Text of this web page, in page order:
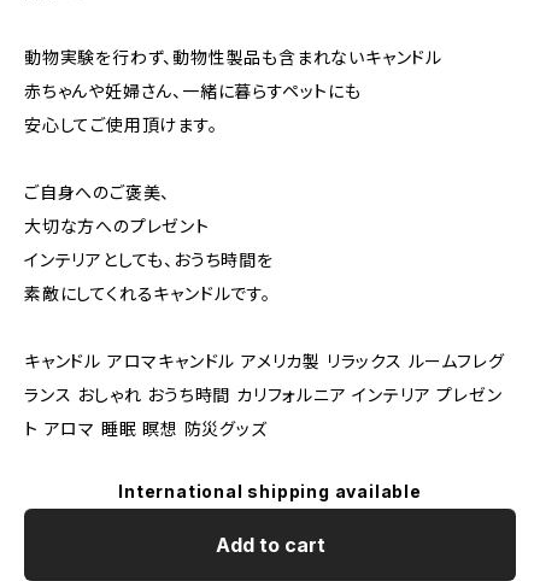
動物実験を行わず、動物性製品も含まれないキャンドル
赤ちゃんや妊婦さん、一緒に暮らすペットにも
安心してご使用頂けます。
ご自身へのご褒美、
大切な方へのプレゼント
インテリアとしても、おうち時間を
素敵にしてくれるキャンドルです。
キャンドル アロマキャンドル アメリカ製 リラックス ルームフレグ
ランス おしゃれ おうち時間 カリフォルニア インテリア プレゼン
ト アロマ 睡眠 瞑想 防災グッズ
International shipping available
Add to cart